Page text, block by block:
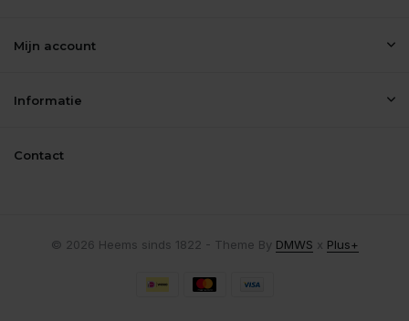
Mijn account
Informatie
Contact
© 2026 Heems sinds 1822 - Theme By DMWS x Plus+